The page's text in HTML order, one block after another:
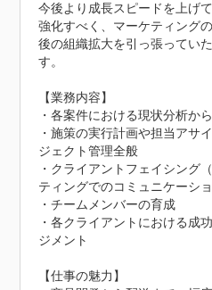
今後より成長スピードを上げ
強化すべく、マーケティング
後の組織拡大を引っ張ってい
す。
【業務内容】
・各案件における現状分析か
・施策の実行計画や担当アサ
ジェクト管理全般
・クライアントフェイシング
ティングでのコミュニケーショ
・チームメンバーの育成
・各クライアントにおける成
ジメント
【仕事の魅力】